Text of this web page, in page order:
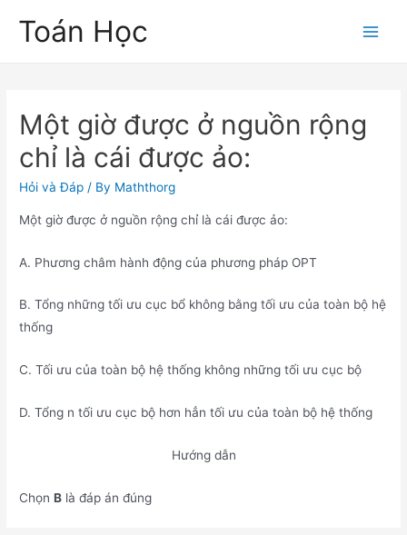
Toán Học
Một giờ được ở nguồn rộng
chỉ là cái được ảo:
Hỏi và Đáp / By Maththorg
Một giờ được ở nguồn rộng chỉ là cái được ảo:
A. Phương châm hành động của phương pháp OPT
B. Tổng những tối ưu cục bổ không bằng tối ưu của toàn bộ hệ
thống
C. Tối ưu của toàn bộ hệ thống không những tối ưu cục bộ
D. Tổng n tối ưu cục bộ hơn hẳn tối ưu của toàn bộ hệ thống
Hướng dẫn
ChọnB là đáp án đúng